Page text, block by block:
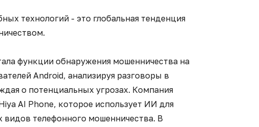
технологий - это глобальная тенденция
функции обнаружения мошенничества на
Android, анализируя разговоры в
о потенциальных угрозах. Компания
AI Phone, которое использует ИИ для
телефонного мошенничества. В